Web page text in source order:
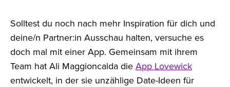
Solltest du noch nach mehr Inspiration für dich und
deine/n Partner:in Ausschau halten, versuche es
doch mal mit einer App. Gemeinsam mit ihrem
Team hat Ali Maggioncalda die App Lovewick
entwickelt, in der sie unzählige Date-Ideen für